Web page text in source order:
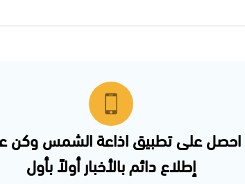
احصل على تطبيق اذاعة الشمس وكن
إطلاع دائم بالأخبار أولاً بأول